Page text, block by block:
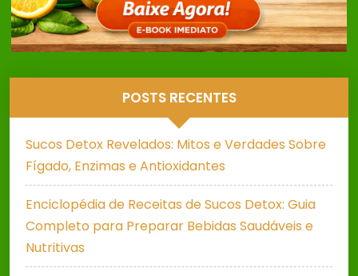
POSTS RECENTES
Sucos Detox Revelados: Mitos e Verdades Sobre
Fígado, Enzimas e Antioxidantes
Enciclopédia de Receitas de Sucos Detox: Guia
Completo para Preparar Bebidas Saudáveis e
Nutritivas